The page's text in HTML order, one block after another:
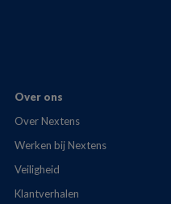
Over ons
Over Nextens
Werken bij Nextens
Veiligheid
Klantverhalen